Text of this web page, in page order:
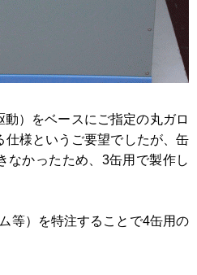
）をベースにご指定の丸ガロ
仕様というご要望でしたが、缶
なかったため、3缶用で製作し
等）を特注することで4缶用の